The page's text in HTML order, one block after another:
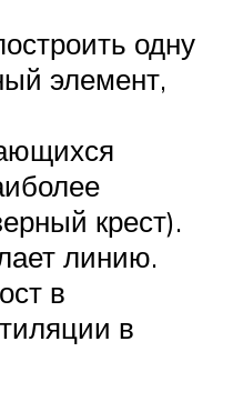
одну
элемент,
крест).
линию.
в
в